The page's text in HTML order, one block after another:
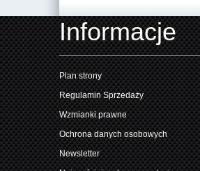
Informacje
Plan strony
Regulamin Sprzedaży
Wzmianki prawne
Ochrona danych osobowych
Newsletter